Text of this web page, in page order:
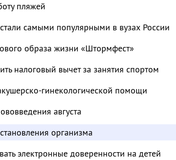
пляжей
самыми популярными в вузах России
образа жизни «Штормфест»
налоговый вычет за занятия спортом
гинекологической помощи
августа
организма
электронные доверенности на детей